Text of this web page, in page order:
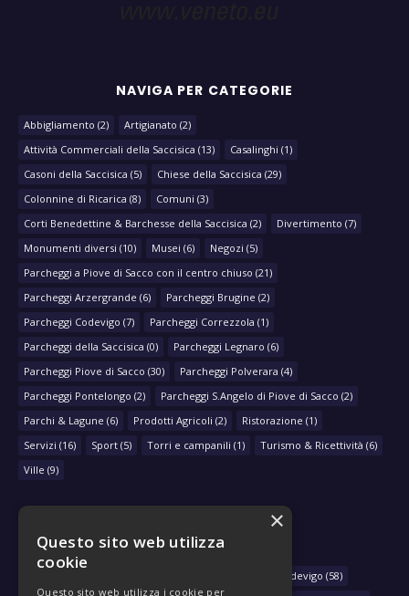
NAVIGA PER CATEGORIE
Abbigliamento (2) Artigianato (2)
Attività Commerciali della Saccisica (13) Casalinghi (1)
Casoni della Saccisica (5) Chiese della Saccisica (29)
Colonnine di Ricarica (8) Comuni (3)
Corti Benedettine & Barchesse della Saccisica (2) Divertimento (7)
Monumenti diversi (10) Musei (6) Negozi (5)
Parcheggi a Piove di Sacco con il centro chiuso (21)
Parcheggi Arzergrande (6) Parcheggi Brugine (2)
Parcheggi Codevigo (7) Parcheggi Correzzola (1)
Parcheggi della Saccisica (0) Parcheggi Legnaro (6)
Parcheggi Piove di Sacco (30) Parcheggi Polverara (4)
Parcheggi Pontelongo (2) Parcheggi S.Angelo di Piove di Sacco (2)
Parchi & Lagune (6) Prodotti Agricoli (2) Ristorazione (1)
Servizi (16) Sport (5) Torri e campanili (1) Turismo & Ricettività (6)
Ville (9)
NAVIGA PER COMUNE
Codevigo (58)
×
Questo sito web utilizza
cookie
Questo sito web utilizza i cookie per